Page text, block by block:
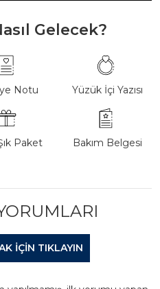
Gelecek?
Notu Yüzük İçi Yazısı
Paket Bakım Belgesi
IÇIN TIKLAYIN